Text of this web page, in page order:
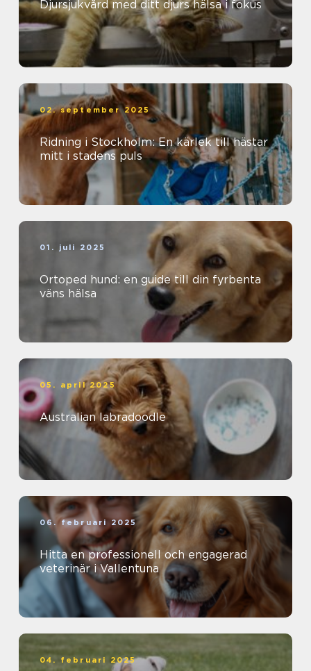
Djursjukvård med ditt djurs hälsa i fokus
02. september 2025
Ridning i Stockholm: En kärlek till hästar
mitt i stadens puls
01. juli 2025
Ortoped hund: en guide till din fyrbenta
väns hälsa
05. april 2025
Australian labradoodle
06. februari 2025
Hitta en professionell och engagerad
veterinär i Vallentuna
04. februari 2025